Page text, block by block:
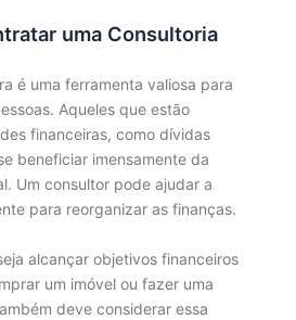
uma Consultoria
é uma ferramenta valiosa para
Aqueles que estão
financeiras, como dívidas
beneficiar imensamente da
Um consultor pode ajudar a
para reorganizar as finanças.
alcançar objetivos financeiros
um imóvel ou fazer uma
deve considerar essa